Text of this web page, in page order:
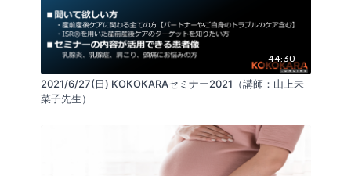
族
■KOKOKARAセミナーの先生について
instabio.cc/4021804X8cxRm
■Kokokara.onlineを運営する会社：
https://realine.info/
44:30
2021/6/27(日) KOKOKARAセミナー2021（講師：山上未
菜子先生）